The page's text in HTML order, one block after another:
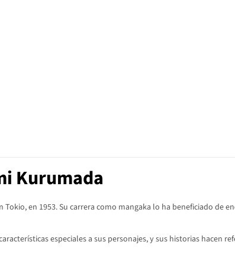
Kurumada
Tokio, en 1953. Su carrera como mangaka lo ha beneficiado de
especiales a sus personajes, y sus historias hacen